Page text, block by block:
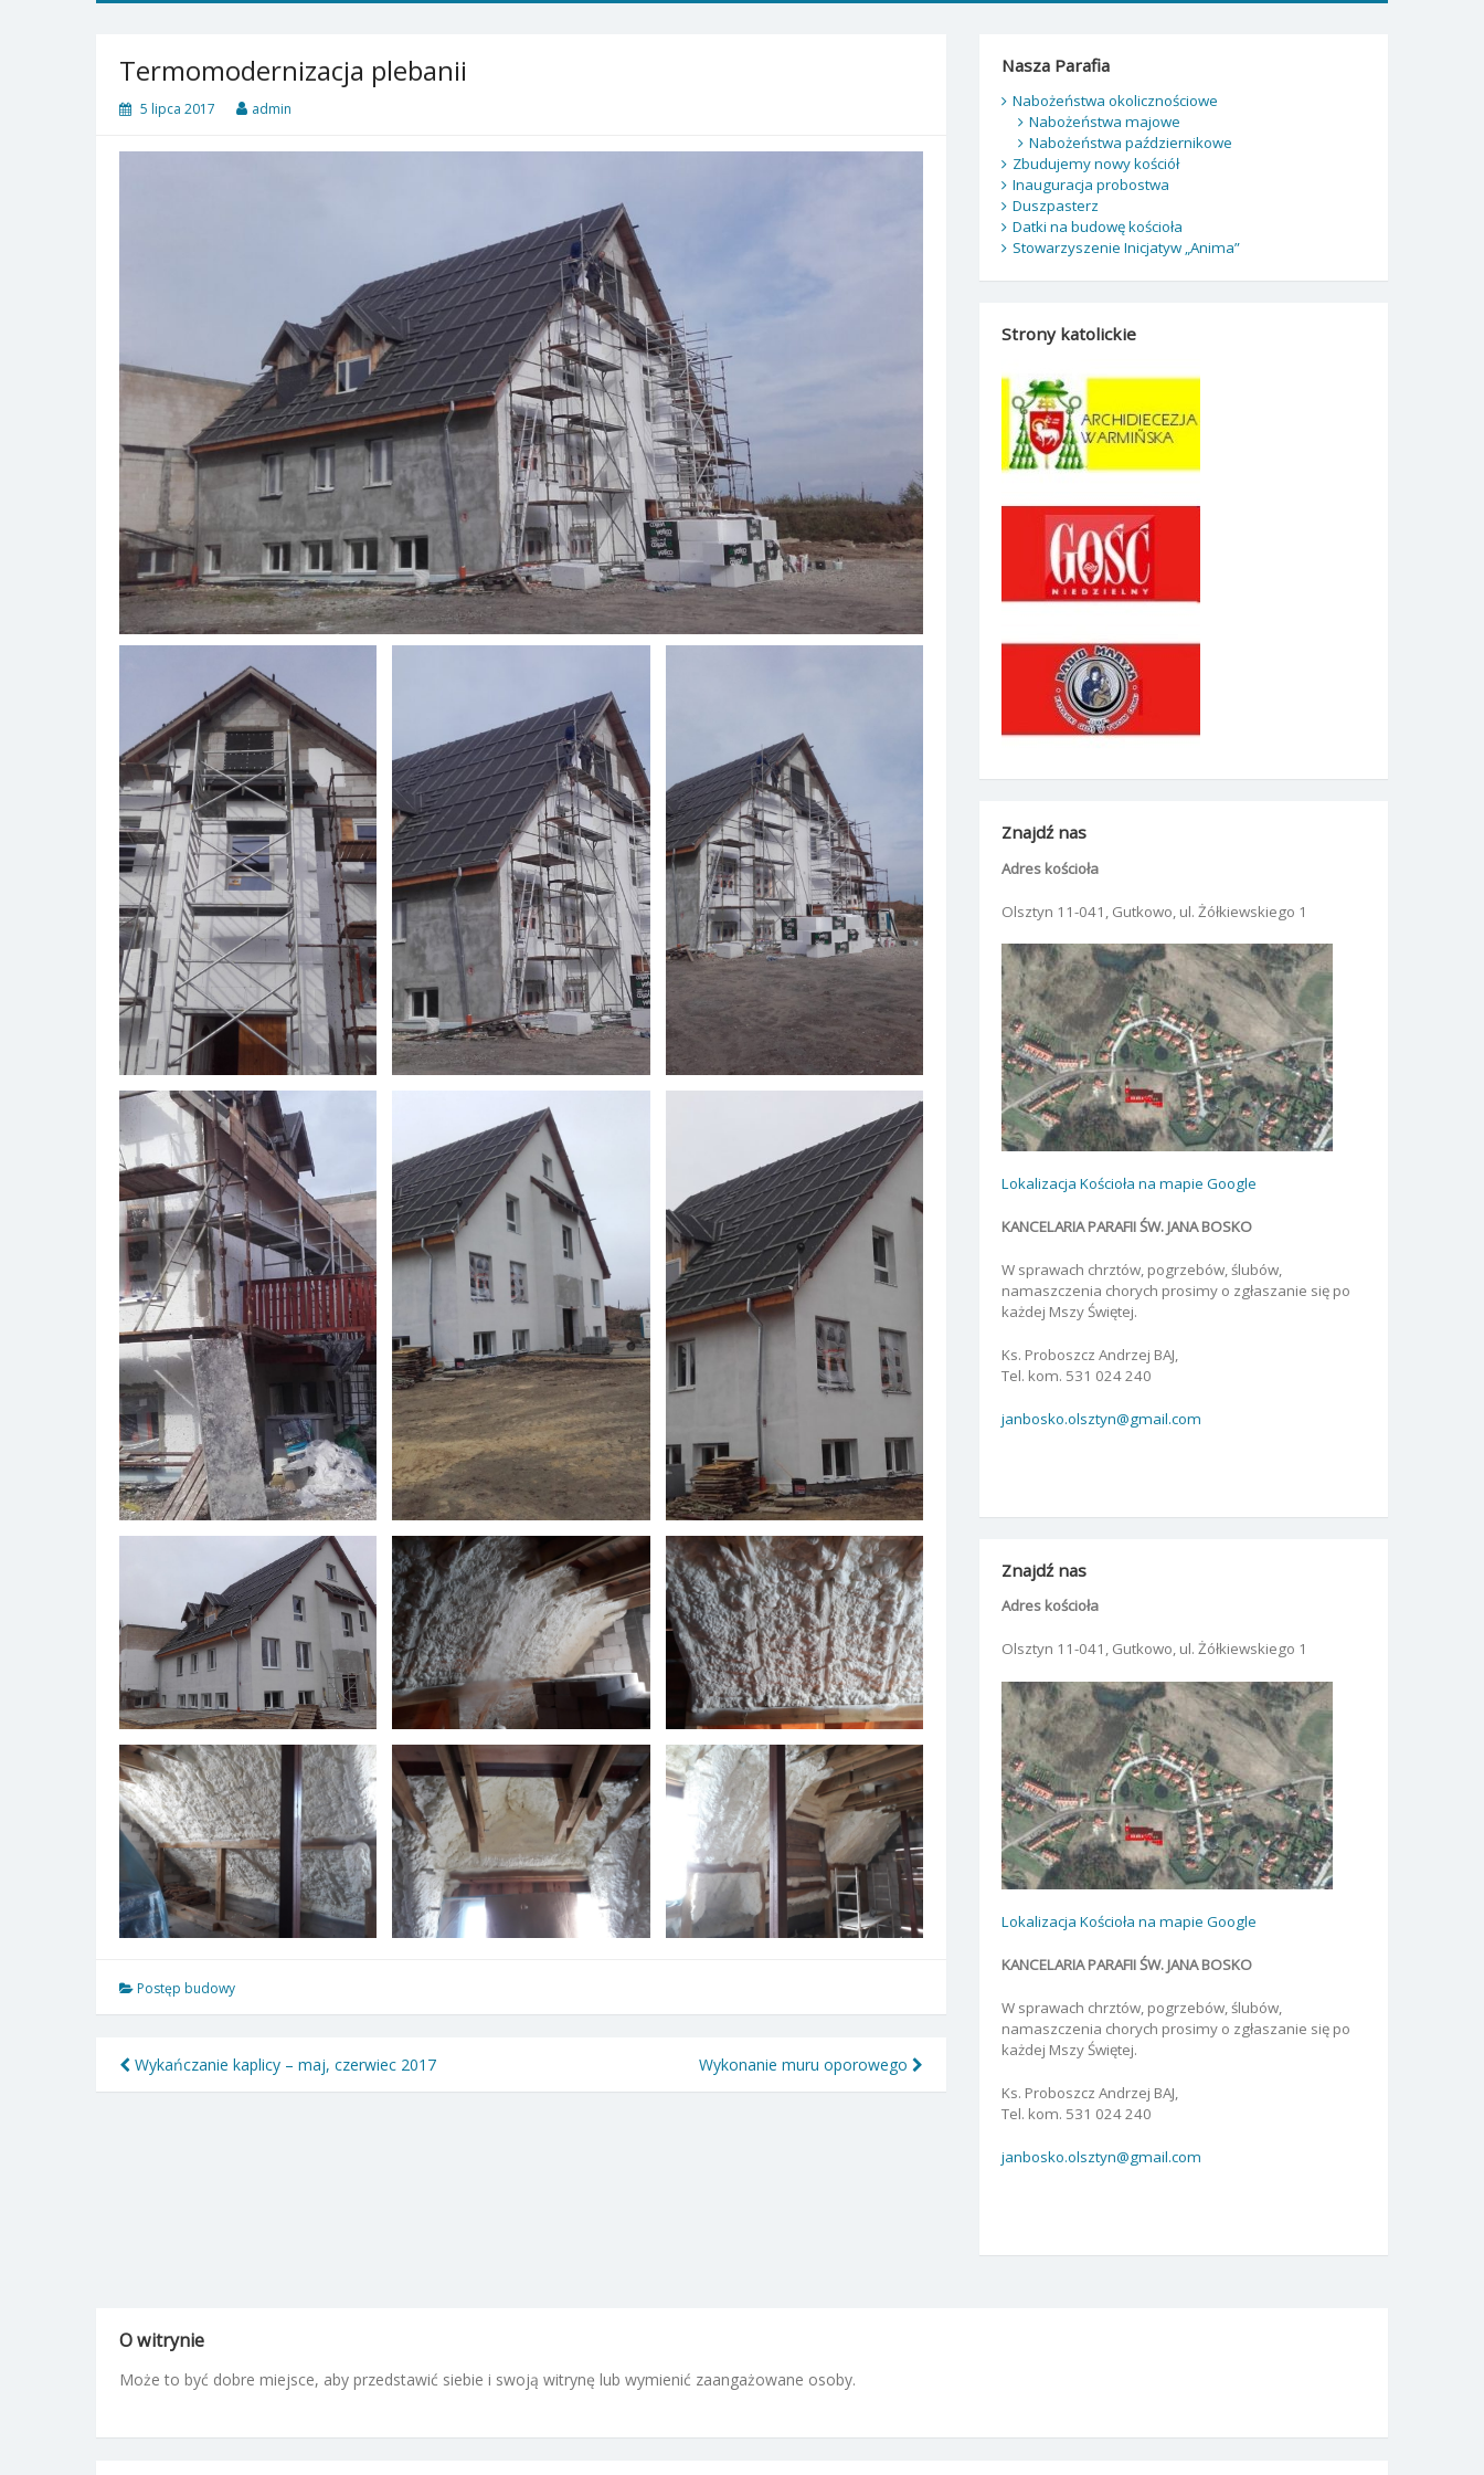
Termomodernizacja plebanii
5 lipca 2017 admin
Postęp budowy
Nawigacja
wpisu
Wykańczanie kaplicy – maj, czerwiec 2017 Wykonanie muru oporowego
Nasza Parafia
Nabożeństwa okolicznościowe
Nabożeństwa majowe
Nabożeństwa październikowe
Zbudujemy nowy kościół
Inauguracja probostwa
Duszpasterz
Datki na budowę kościoła
Stowarzyszenie Inicjatyw „Anima”
Strony katolickie
Znajdź nas
Adres kościoła
Olsztyn 11-041, Gutkowo, ul. Żółkiewskiego 1
Lokalizacja Kościoła na mapie Google
KANCELARIA PARAFII ŚW. JANA BOSKO
W sprawach chrztów, pogrzebów, ślubów,
namaszczenia chorych prosimy o zgłaszanie się po
każdej Mszy Świętej.
Ks. Proboszcz Andrzej BAJ,
Tel. kom. 531 024 240
janbosko.olsztyn@gmail.com
Znajdź nas
Adres kościoła
Olsztyn 11-041, Gutkowo, ul. Żółkiewskiego 1
Lokalizacja Kościoła na mapie Google
KANCELARIA PARAFII ŚW. JANA BOSKO
W sprawach chrztów, pogrzebów, ślubów,
namaszczenia chorych prosimy o zgłaszanie się po
każdej Mszy Świętej.
Ks. Proboszcz Andrzej BAJ,
Tel. kom. 531 024 240
janbosko.olsztyn@gmail.com
O witrynie
Może to być dobre miejsce, aby przedstawić siebie i swoją witrynę lub wymienić zaangażowane osoby.